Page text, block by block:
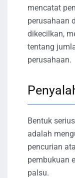
mencatat
perusahaan
dikecilkan,
tentang
perusahaan.
Bentuk
adalah
pencurian
pembukuan
palsu.